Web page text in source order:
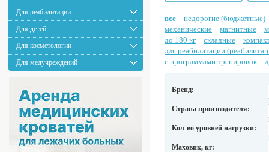
Для реабилитации
Для детей
Для косметологии
Для медучреждений
все
недорогие (бюджетные)
механические
магнитные
до 180 кг
складные
для реабилитации
с программами тренировок
Бренд:
Страна производителя:
Кол-во уровней нагрузки:
Маховик, кг: